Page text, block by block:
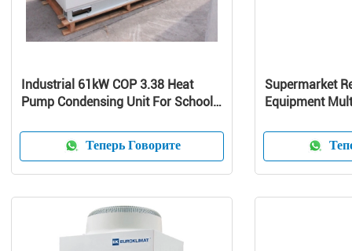
Industrial 61kW COP 3.38 Heat
Pump Condensing Unit For School /
Теперь Говорите
Supermarket
Equipment